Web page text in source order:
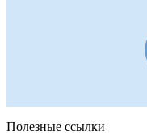
Полезные ссылки